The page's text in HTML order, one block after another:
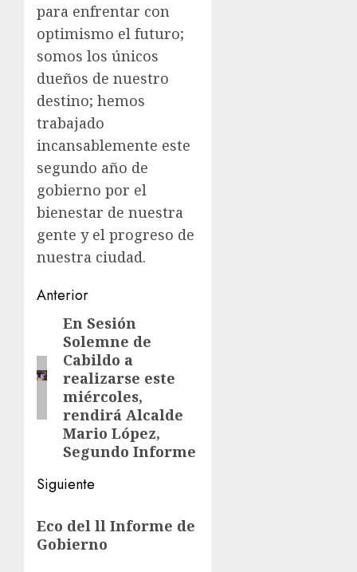
para enfrentar con
optimismo el futuro;
somos los únicos
dueños de nuestro
destino; hemos
trabajado
incansablemente este
segundo año de
gobierno por el
bienestar de nuestra
gente y el progreso de
nuestra ciudad.
Post
navigation
Anterior
Entrada
anterior:
En Sesión
Solemne de
Cabildo a
realizarse este
miércoles,
rendirá Alcalde
Mario López,
Segundo Informe
Siguiente
entrada:
Eco del ll Informe de
Gobierno